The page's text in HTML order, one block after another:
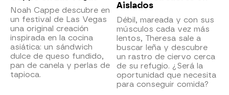
Noah Cappe descubre en
un festival de Las Vegas
una original creación
inspirada en la cocina
asiática: un sándwich
dulce de queso fundido,
pan de canela y perlas de
tapioca.
Aislados
Débil, mareada y con sus
músculos cada vez más
lentos, Theresa sale a
buscar leña y descubre
un rastro de ciervo cerca
de su refugio. ¿Será la
oportunidad que necesita
para conseguir comida?